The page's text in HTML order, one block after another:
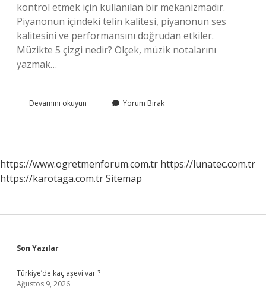
kontrol etmek için kullanılan bir mekanizmadır.
Piyanonun içindeki telin kalitesi, piyanonun ses
kalitesini ve performansını doğrudan etkiler.
Müzikte 5 çizgi nedir? Ölçek, müzik notalarını
yazmak…
Devamını okuyun
Ne
Yorum Bırak
https://www.ogretmenforum.com.tr https://lunatec.com.tr
https://karotaga.com.trSitemap
Sidebar
Son Yazılar
Türkiye’de kaç aşevi var ?
Ağustos 9, 2026